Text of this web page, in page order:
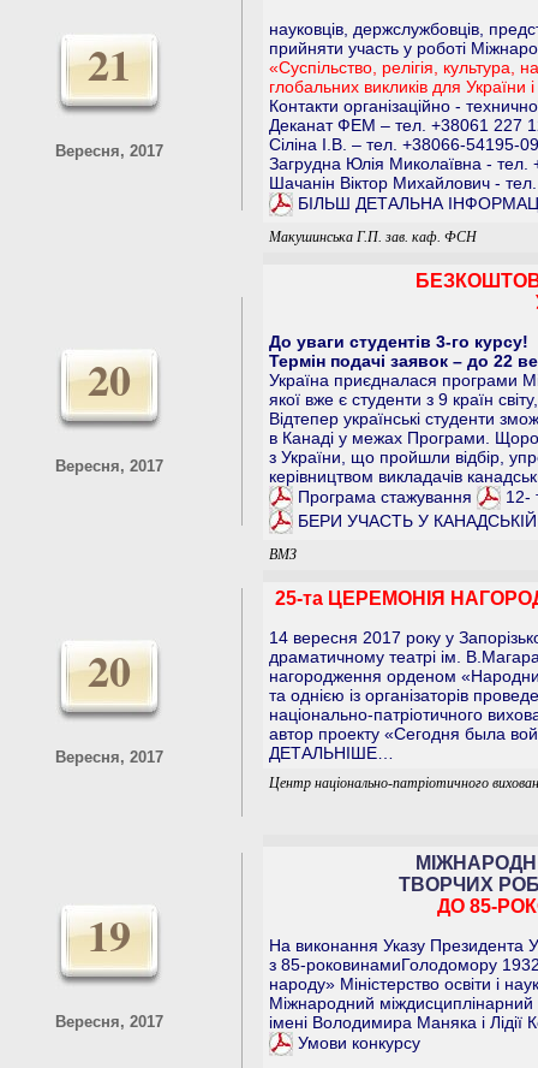
21
Вересня, 2017
науковців, держслужбовців,
прийняти участь у роботі
«Суспільство, релігія, культура,
глобальних викликів для
Контакти організаційно -
Деканат ФЕМ – тел. +38061 227
Сіліна І.В. – тел. +38066-54195-
Загрудна Юлія Миколаївна -
Шачанін Віктор Михайлович -
БІЛЬШ ДЕТАЛЬНА
Макушинська Г.П. зав. каф. ФСН
20
Вересня, 2017
До уваги студентів 3-го курсу!
Термін подачі заявок – до 22
Україна приєдналася програми
якої вже є студенти з 9 країн
Відтепер українські студенти
в Канаді у межах Програми.
з України, що пройшли відбір,
керівництвом викладачів
Програма стажування
12-
БЕРИ УЧАСТЬ У
ВМЗ
20
Вересня, 2017
25-та ЦЕРЕМОНІЯ
14 вересня 2017 року у
драматичному театрі ім.
нагородження орденом
та однією із організаторів
національно-патріотичного
автор проекту «Сегодня была
ДЕТАЛЬНІШЕ…
Центр національно-патріотичного
19
Вересня, 2017
ТВОРЧИХ
ДО 85-
На виконання Указу Президента
з 85-роковинамиГолодомору
народу» Міністерство освіти і
Міжнародний міждисциплінарний
імені Володимира Маняка і Лідії
Умови конкурсу